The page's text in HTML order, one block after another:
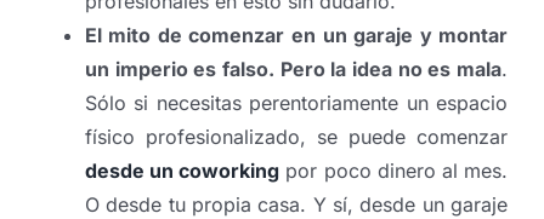
El mito de comenzar en un garaje y montar
un imperio es falso. Pero la idea no es mala.
Sólo si necesitas perentoriamente un espacio
físico profesionalizado, se puede comenzar
desde un coworking por poco dinero al mes.
O desde tu propia casa. Y sí, desde un garaje